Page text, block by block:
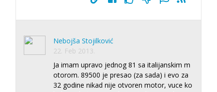
Nebojša Stojilković
22. Feb 2013.
Ja imam upravo jednog 81 sa italijanskim m
otorom. 89500 je presao (za sada) i evo za
32 godine nikad nije otvoren motor, vuce ko